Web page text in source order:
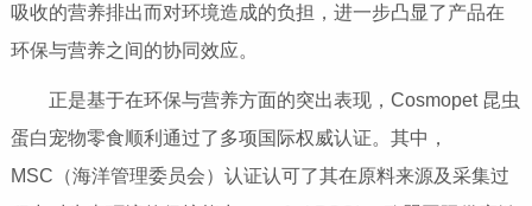
吸收的营养排出而对环境造成的负担，进一步凸显了产品在
环保与营养之间的协同效应。
正是基于在环保与营养方面的突出表现，Cosmopet 昆虫
蛋白宠物零食顺利通过了多项国际权威认证。其中，
MSC（海洋管理委员会）认证认可了其在原料来源及采集过